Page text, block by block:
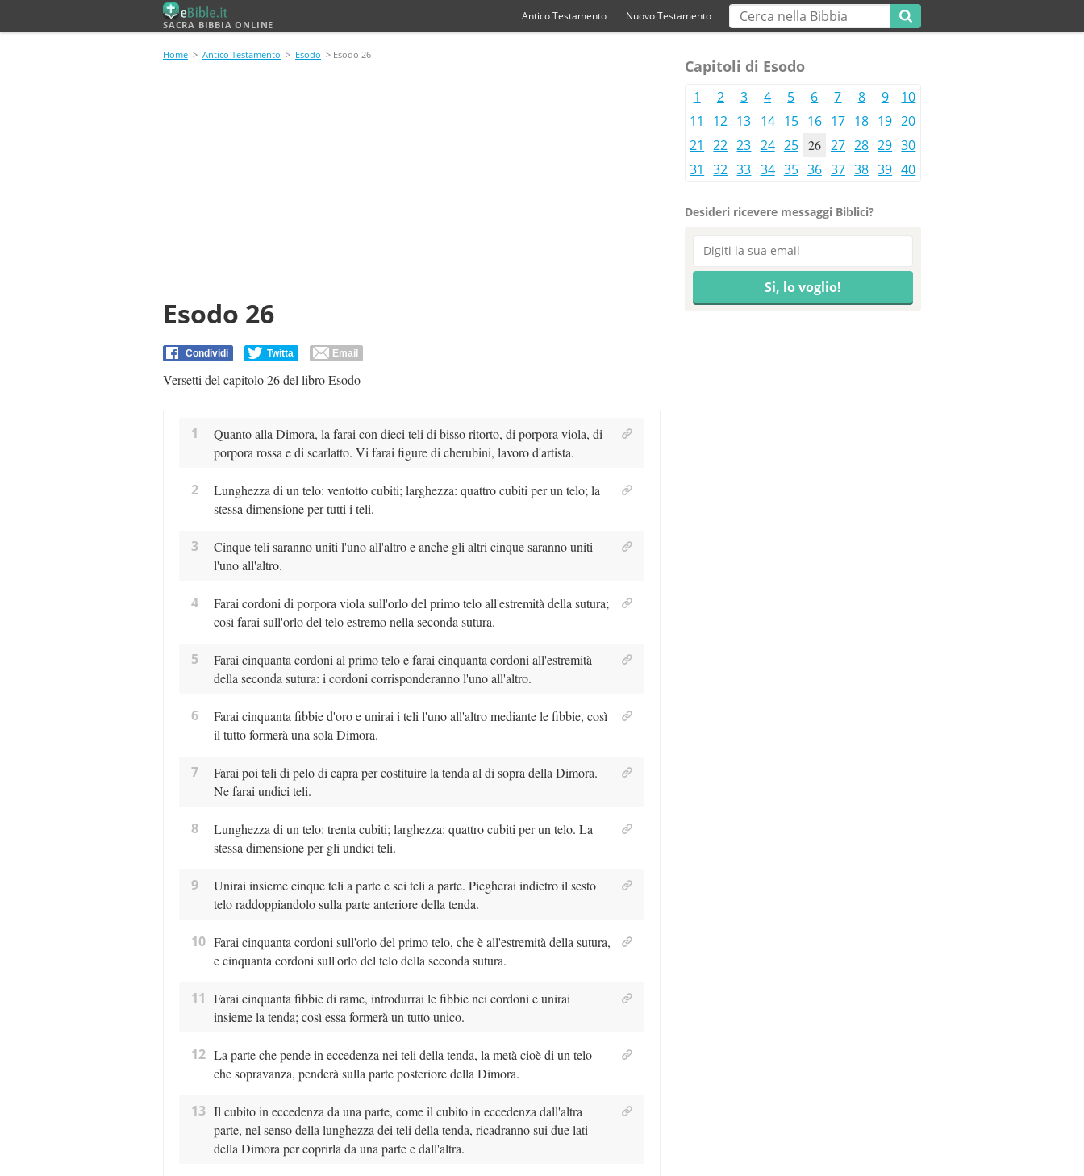
SACRA BIBBIA ONLINE
Antico Testamento Nuovo Testamento
Home > Antico Testamento > Esodo > Esodo 26
Esodo 26
Condividi Twitta Email
Versetti del capitolo 26 del libro Esodo
1
Quanto alla Dimora, la farai con dieci teli di bisso ritorto, di porpora viola, di
porpora rossa e di scarlatto. Vi farai figure di cherubini, lavoro d'artista.
2
Lunghezza di un telo: ventotto cubiti; larghezza: quattro cubiti per un telo; la
stessa dimensione per tutti i teli.
3
Cinque teli saranno uniti l'uno all'altro e anche gli altri cinque saranno uniti
l'uno all'altro.
4
Farai cordoni di porpora viola sull'orlo del primo telo all'estremità della sutura;
così farai sull'orlo del telo estremo nella seconda sutura.
5
Farai cinquanta cordoni al primo telo e farai cinquanta cordoni all'estremità
della seconda sutura: i cordoni corrisponderanno l'uno all'altro.
6
Farai cinquanta fibbie d'oro e unirai i teli l'uno all'altro mediante le fibbie, così
il tutto formerà una sola Dimora.
7
Farai poi teli di pelo di capra per costituire la tenda al di sopra della Dimora.
Ne farai undici teli.
8
Lunghezza di un telo: trenta cubiti; larghezza: quattro cubiti per un telo. La
stessa dimensione per gli undici teli.
9
Unirai insieme cinque teli a parte e sei teli a parte. Piegherai indietro il sesto
telo raddoppiandolo sulla parte anteriore della tenda.
10 Farai cinquanta cordoni sull'orlo del primo telo, che è all'estremità della sutura,
e cinquanta cordoni sull'orlo del telo della seconda sutura.
11 Farai cinquanta fibbie di rame, introdurrai le fibbie nei cordoni e unirai
insieme la tenda; così essa formerà un tutto unico.
12 La parte che pende in eccedenza nei teli della tenda, la metà cioè di un telo
che sopravanza, penderà sulla parte posteriore della Dimora.
13 Il cubito in eccedenza da una parte, come il cubito in eccedenza dall'altra
parte, nel senso della lunghezza dei teli della tenda, ricadranno sui due lati
della Dimora per coprirla da una parte e dall'altra.
Capitoli di Esodo
1 2 3 4 5 6 7 8 9
10
11
12 13 14 15 16 17 18 19 20
21
22 23 24 25 26 27 28 29 30
31
32 33 34 35 36 37 38 39 40
Desideri ricevere messaggi Biblici?